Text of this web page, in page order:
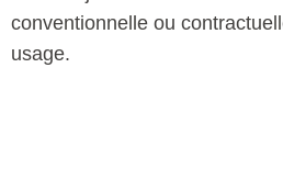
conventionnelle ou
usage.